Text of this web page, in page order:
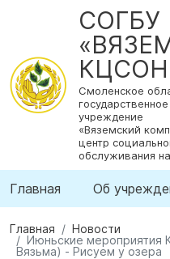
СОГБУ
Смоленское
учреждение
«Вяземский
центр
обслуживания
Главная Об
Главная
Новости
Июньские мероприятия
Вязьма) - Рисуем у озера